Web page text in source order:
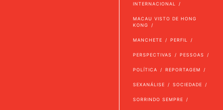
INTERNACIONAL
MACAU VISTO DE HONG
KONG
MANCHETE PERFIL
PERSPECTIVAS PESSOAS
POLÍTICA REPORTAGEM
SEXANÁLISE SOCIEDADE
SORRINDO SEMPRE